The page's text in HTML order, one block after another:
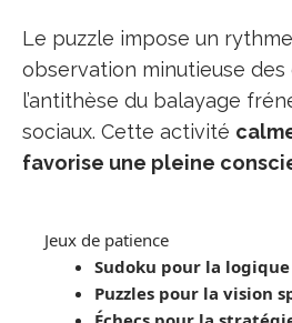
Le puzzle impose un
observation minutieuse des
l’antithèse du balayage
sociaux. Cette activité
favorise une pleine
Jeux de patience
Sudoku pour la logique
Puzzles pour la vision